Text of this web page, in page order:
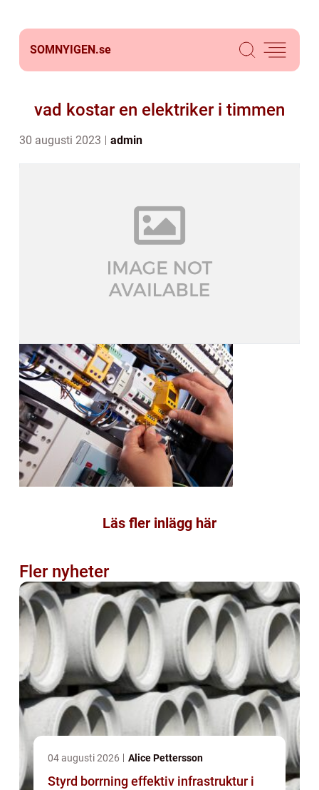
SOMNYIGEN.se
vad kostar en elektriker i timmen
30 augusti 2023 admin
Läs fler inlägg här
Fler nyheter
04 augusti 2026 Alice Pettersson
Styrd borrning effektiv infrastruktur i